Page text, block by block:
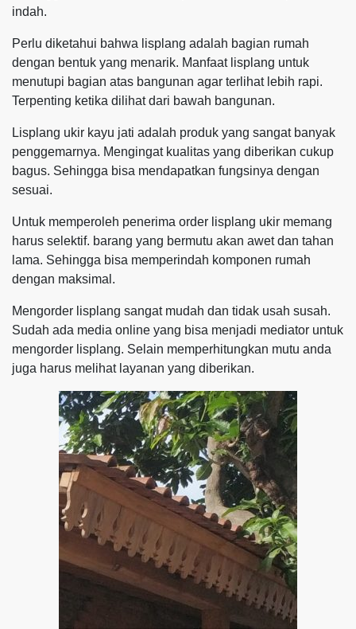
indah.
Perlu diketahui bahwa lisplang adalah bagian rumah
dengan bentuk yang menarik. Manfaat lisplang untuk
menutupi bagian atas bangunan agar terlihat lebih rapi.
Terpenting ketika dilihat dari bawah bangunan.
Lisplang ukir kayu jati adalah produk yang sangat banyak
penggemarnya. Mengingat kualitas yang diberikan cukup
bagus. Sehingga bisa mendapatkan fungsinya dengan
sesuai.
Untuk memperoleh penerima order lisplang ukir memang
harus selektif. barang yang bermutu akan awet dan tahan
lama. Sehingga bisa memperindah komponen rumah
dengan maksimal.
Mengorder lisplang sangat mudah dan tidak usah susah.
Sudah ada media online yang bisa menjadi mediator untuk
mengorder lisplang. Selain memperhitungkan mutu anda
juga harus melihat layanan yang diberikan.